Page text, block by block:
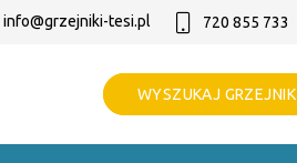
info@grzejniki-tesi.pl 720 855 733
WYSZUKAJ GRZEJNIK